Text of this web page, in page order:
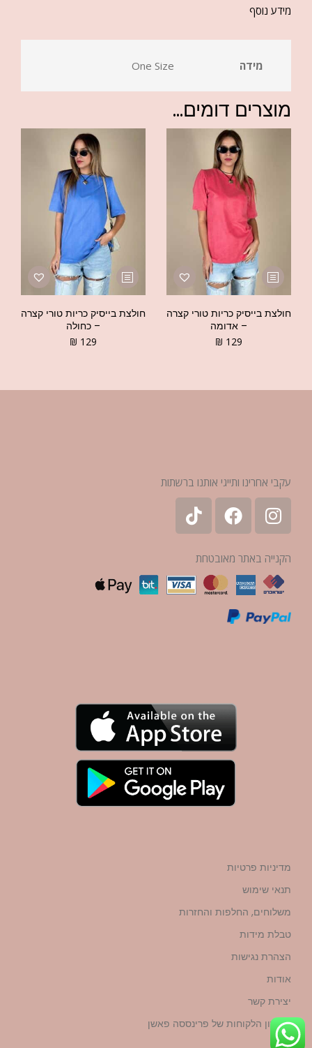
מידע נוסף
מידה One Size
מוצרים דומים...
חולצת בייסיק כריות טורי קצרה
– אדומה
₪ 129
חולצת בייסיק כריות טורי קצרה
– כחולה
₪ 129
עקבי אחרינו ותייגי אותנו ברשתות
הקנייה באתר מאובטחת
מדיניות פרטיות
תנאי שימוש
משלוחים, החלפות והחזרות
טבלת מידות
הצהרת נגישות
אודות
יצירת קשר
מועדון הלקוחות של פרינססה פאשן